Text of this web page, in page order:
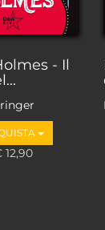
- Il
12,90